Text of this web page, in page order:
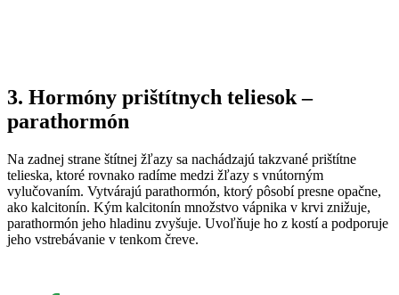
3. Hormóny prištítnych teliesok –
parathormón
Na zadnej strane štítnej žľazy sa nachádzajú takzvané prištítne
telieska, ktoré rovnako radíme medzi žľazy s vnútorným
vylučovaním. Vytvárajú parathormón, ktorý pôsobí presne opačne,
ako kalcitonín. Kým kalcitonín množstvo vápnika v krvi znižuje,
parathormón jeho hladinu zvyšuje. Uvoľňuje ho z kostí a podporuje
jeho vstrebávanie v tenkom čreve.